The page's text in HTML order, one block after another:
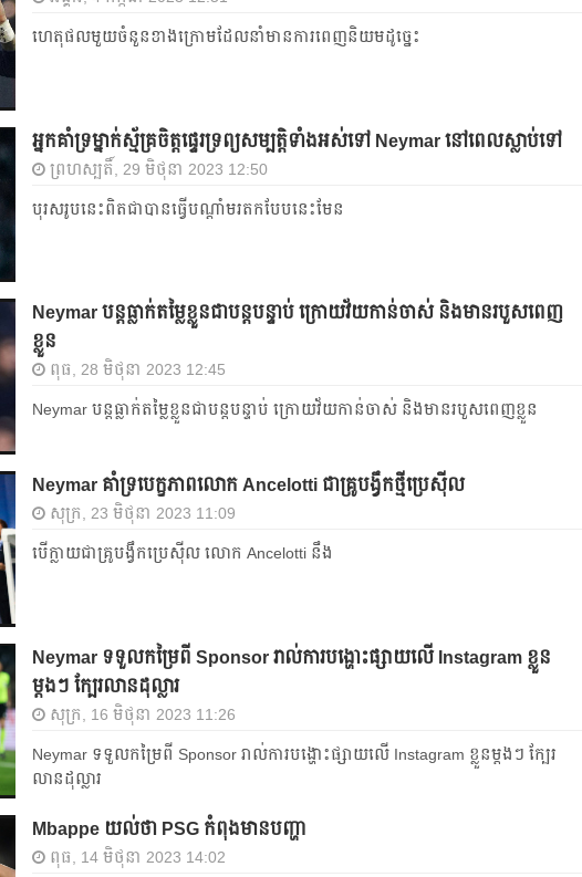
ហេតុ​ផល​មួយ​ចំនួន​ខាង​ក្រោម​ដែល​នាំ​មាន​ការ​ពេញ​និយម​ដូច្នេះ
អ្នក​គាំទ្រ​ម្នាក់​ស្ម័គ្រ​ចិត្ត​ផ្ទេរ​ទ្រព្យសម្បត្តិ​ទាំង​អស់​ទៅ Neymar នៅ​ពេល​ស្លាប់​ទៅ
ព្រហស្បតិ៍, 29 មិថុនា 2023 12:50
បុរស​រូប​នេះ​ពិត​ជា​បាន​ធ្វើ​បណ្ដាំ​មរតក​បែប​នេះ​មែន
Neymar បន្ត​ធ្លាក់​តម្លៃ​ខ្លួន​ជា​បន្ត​បន្ទាប់​ ក្រោយ​វ័យ​កាន់​ចាស់​ និង​មាន​របួស​ពេញ​
ខ្លួន​
ពុធ, 28 មិថុនា 2023 12:45
Neymar បន្ត​ធ្លាក់​តម្លៃ​ខ្លួន​ជា​បន្ត​បន្ទាប់​ ក្រោយ​វ័យ​កាន់​ចាស់​ និង​មាន​របួស​ពេញ​ខ្លួន​
Neymar គាំទ្រ​បេក្ខភាព​លោក Ancelotti ជា​គ្រូ​បង្វឹក​ថ្មី​ប្រេស៊ីល
សុក្រ, 23 មិថុនា 2023 11:09
បើ​ក្លាយ​ជា​គ្រូ​បង្វឹក​ប្រេស៊ីល លោក Ancelotti នឹង
Neymar ទទួលកម្រៃ​ពី​ Sponsor រាល់ការ​បង្ហោះផ្សាយលើ​ Instagram ខ្លួន​
ម្ដងៗ​ ក្បែរ​លាន​ដុល្លារ​ ​
សុក្រ, 16 មិថុនា 2023 11:26
Neymar ទទួលកម្រៃ​ពី​ Sponsor រាល់ការ​បង្ហោះផ្សាយលើ​ Instagram ខ្លួន​ម្ដងៗ​ ក្បែរ​
លាន​ដុល្លារ​ ​
Mbappe យល់​ថា​ PSG កំពុង​មាន​បញ្ហា
ពុធ, 14 មិថុនា 2023 14:02